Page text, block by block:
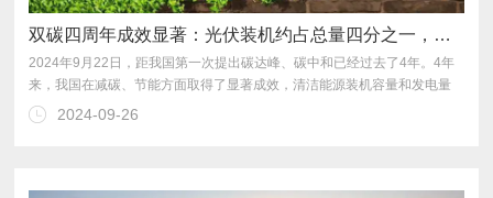
双碳四周年成效显著：光伏装机约占总量四分之一，并网、储能技术取得新突破
2024-09-26